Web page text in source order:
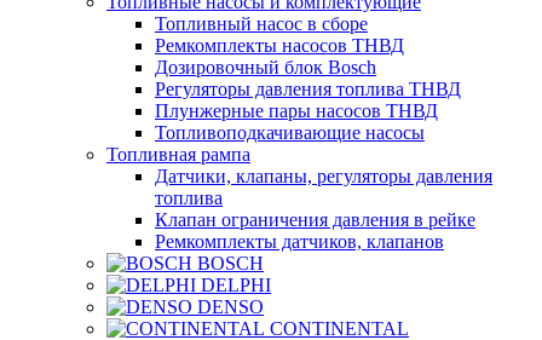
Топливный насос в сборе
Ремкомплекты насосов ТНВД
Дозировочный блок Bosch
Регуляторы давления топлива ТНВД
Плунжерные пары насосов ТНВД
Топливоподкачивающие насосы
Топливная рампа
Датчики, клапаны, регуляторы давления
топлива
Клапан ограничения давления в рейке
Ремкомплекты датчиков, клапанов
BOSCH
DELPHI
DENSO
CONTINENTAL